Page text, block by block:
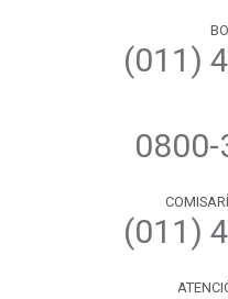
(011)
(011)